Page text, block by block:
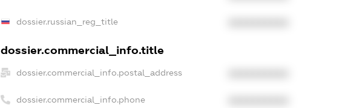
dossier.russian_reg_title
dossier.commercial_info.title
dossier.commercial_info.postal_address
dossier.commercial_info.phone